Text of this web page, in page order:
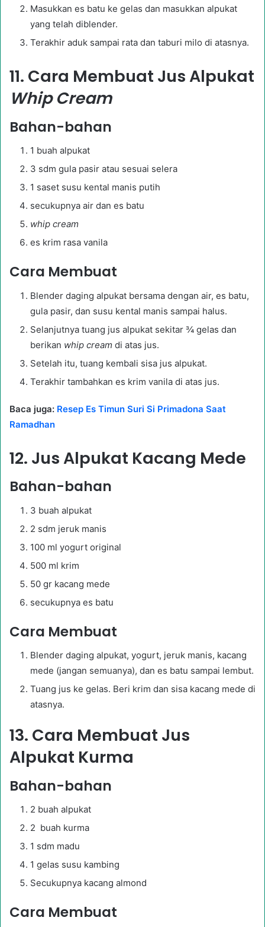
Masukkan es batu ke gelas dan masukkan alpukat
yang telah diblender.
Terakhir aduk sampai rata dan taburi milo di atasnya.
11. Cara Membuat Jus Alpukat
Whip Cream
Bahan-bahan
1 buah alpukat
3 sdm gula pasir atau sesuai selera
1 saset susu kental manis putih
secukupnya air dan es batu
whip cream
es krim rasa vanila
Cara Membuat
Blender daging alpukat bersama dengan air, es batu,
gula pasir, dan susu kental manis sampai halus.
Selanjutnya tuang jus alpukat sekitar ¾ gelas dan
berikan whip cream di atas jus.
Setelah itu, tuang kembali sisa jus alpukat.
Terakhir tambahkan es krim vanila di atas jus.
Baca juga: Resep Es Timun Suri Si Primadona Saat
Ramadhan
12. Jus Alpukat Kacang Mede
Bahan-bahan
3 buah alpukat
2 sdm jeruk manis
100 ml yogurt original
500 ml krim
50 gr kacang mede
secukupnya es batu
Cara Membuat
Blender daging alpukat, yogurt, jeruk manis, kacang
mede (jangan semuanya), dan es batu sampai lembut.
Tuang jus ke gelas. Beri krim dan sisa kacang mede di
atasnya.
13. Cara Membuat Jus
Alpukat Kurma
Bahan-bahan
2 buah alpukat
2 buah kurma
1 sdm madu
1 gelas susu kambing
Secukupnya kacang almond
Cara Membuat